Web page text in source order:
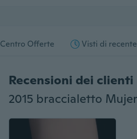
Centro Offerte Visti di recente
Recensioni dei clienti